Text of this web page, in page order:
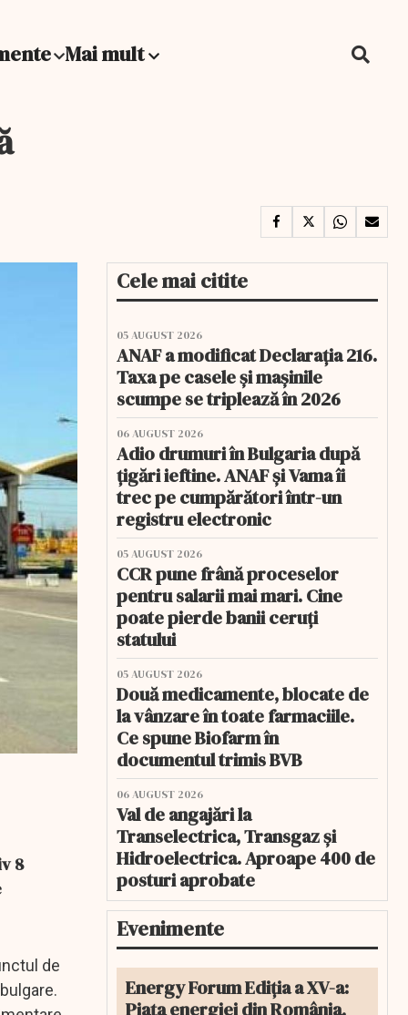
Mai mult
8
de
Cele mai citite
05 AUGUST 2026
ANAF a modificat Declarația 216.
Taxa pe casele și mașinile
scumpe se triplează în 2026
06 AUGUST 2026
Adio drumuri în Bulgaria după
țigări ieftine. ANAF și Vama îi
trec pe cumpărători într-un
registru electronic
05 AUGUST 2026
CCR pune frână proceselor
pentru salarii mai mari. Cine
poate pierde banii ceruți
statului
05 AUGUST 2026
Două medicamente, blocate de
la vânzare în toate farmaciile.
Ce spune Biofarm în
documentul trimis BVB
06 AUGUST 2026
Val de angajări la
Transelectrica, Transgaz și
Hidroelectrica. Aproape 400 de
posturi aprobate
Evenimente
Energy Forum Ediția a XV-a:
Piața energiei din România,